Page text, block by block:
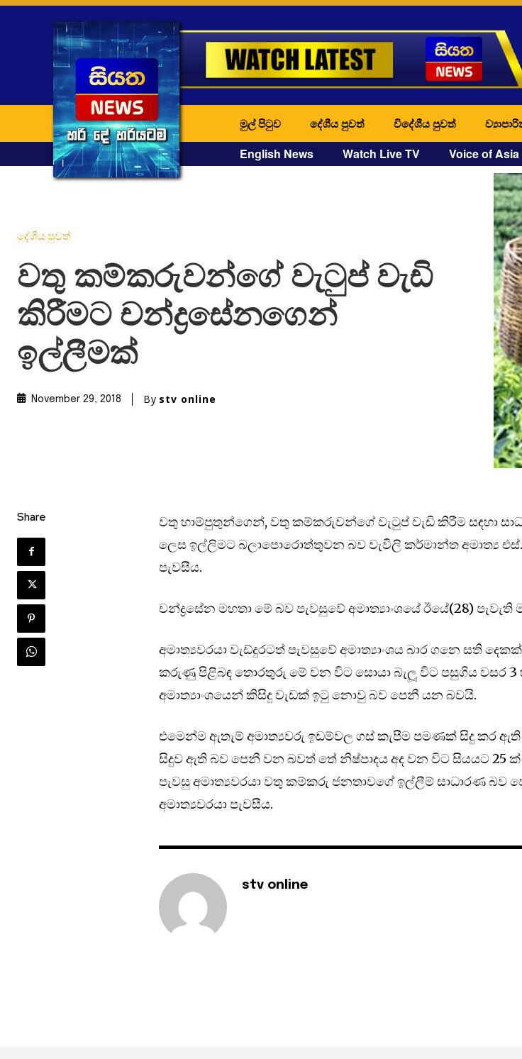
මුල් පිටුව දේශීය පුවත් විදේශීය පුවත්
English News Watch Live TV Voice of
දේශීය පුවත්
වතු කම්කරුවන්ගේ වැටුප් වැඩි
කිරීමට චන්ද්‍රසේනගෙන්
ඉල්ලීමක්
November 29, 2018 By stv online
Share
වතු හාම්පුතුන්ගෙන්, වතු කම්කරුවන්ගේ වැටුප් වැඩි කිරීම සඳහා
ලෙස ඉල්ලිමට බලාපොරොත්තුවන බව වැවිලි කර්මාන්ත අමාත්‍ය
පැවසීය.
චන්ද්‍රසේන මහතා මේ බව පැවසුවේ අමාත්‍යාංශයේ ඊයේ(28) පැවැති
අමාත්‍යවරයා වැඩ්දුරටත් පැවසුවේ අමාත්‍යාංශය බාර ගනෙ සති
කරුණු පිළිබඳ තොරතුරු මේ වන විට සොයා බැලූ විට පසුගිය වසර 3
අමාත්‍යාංශයෙන් කිසිදු වැඩක් ඉටු නොවු බව පෙනී යන බවයි.
එමෙන්ම ඇතැම් අමාත්‍යවරු ඉඩම්වල ගස් කැපීම පමණක් සිදු කර ඇති
සිදුව ඇති බව පෙනී වන බවත් තේ නිෂ්පාදය අද වන විට සියයට 25
පැවසු අමාත්‍යවරයා වතු කම්කරු ජනතාවගේ ඉල්ලීම් සාධාරණ බව
අමාත්‍යවරයා පැවසීය.
stv online